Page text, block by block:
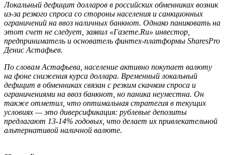
Локальный дефицит долларов в российских обменниках возник
из-за резкого спроса со стороны населения и санкционных
ограничений на ввоз наличных банкнот. Однако паниковать на
этот счет не следует, заявил «Газете.Ru» инвестор,
предприниматель и основатель финтех-платформы SharesPro
Денис Астафьев.
По словам Астафьева, население активно покупает валюту
на фоне снижения курса доллара. Временный локальный
дефицит в обменниках связан с резким скачком спроса и
ограничениями на ввоз банкнот, но паника неуместна. Он
также отметил, что оптимальная стратегия в текущих
условиях — это диверсификация: рублевые депозиты
предлагают 13-14% годовых, что делает их привлекательной
альтернативой наличной валюте.